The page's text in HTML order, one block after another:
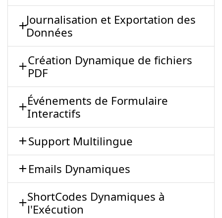
Journalisation et Exportation des
Données
Création Dynamique de fichiers
PDF
Événements de Formulaire
Interactifs
Support Multilingue
Emails Dynamiques
ShortCodes Dynamiques à
l'Exécution